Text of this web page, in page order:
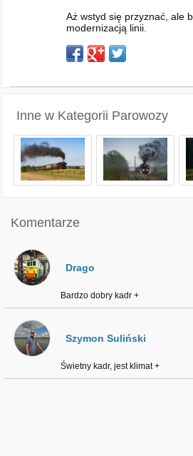
Aż wstyd się przyznać, ale
modernizacją linii.
Inne w Kategorii Parowozy
Komentarze
Drago
Bardzo dobry kadr +
Szymon Suliński
Świetny kadr, jest klimat +